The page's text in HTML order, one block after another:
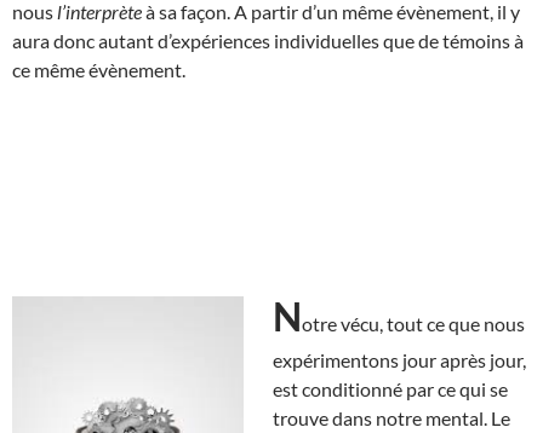
nous l’interprèteà sa façon. A partir d’un même évènement, il y
aura donc autant d’expériences individuelles que de témoins à
ce même évènement.
Notre vécu, tout ce que nous
expérimentons jour après jour,
est conditionné par ce qui se
trouve dans notre mental. Le